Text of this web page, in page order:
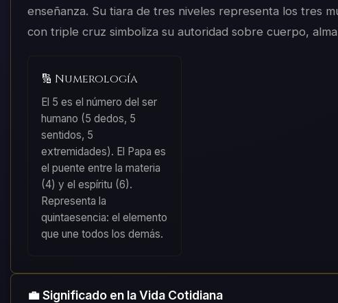
enseñanza. Su tiara de tres niveles representa los tres
con triple cruz simboliza su autoridad sobre cuerpo,
🔢 Numerología
El 5 es el número del ser
humano (5 dedos, 5
sentidos, 5
extremidades). El Papa es
el puente entre la materia
(4) y el espíritu (6).
Representa la
quintaesencia: el elemento
que une todos los demás.
💼 Significado en la Vida Cotidiana